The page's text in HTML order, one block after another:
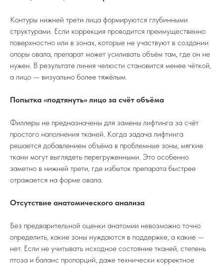
Контуры нижней трети лица формируются глубинными
структурами. Если коррекция проводится преимущественно
поверхностно или в зонах, которые не участвуют в создании
опоры овала, препарат может усиливать объём там, где он не
нужен. В результате линия челюсти становится менее чёткой,
а лицо — визуально более тяжёлым.
Попытка «подтянуть» лицо за счёт объёма
Филлеры не предназначены для замены лифтинга за счёт
простого наполнения тканей. Когда задача лифтинга
решается добавлением объёма в проблемные зоны, мягкие
ткани могут выглядеть перегруженными. Это особенно
заметно в нижней трети, где избыток препарата быстрее
отражается на форме овала.
Отсутствие анатомического анализа
Без предварительной оценки анатомии невозможно точно
определить, какие зоны нуждаются в поддержке, а какие —
нет. Если не учитывать исходное состояние тканей, степень
птоза и баланс пропорций, даже технически корректное